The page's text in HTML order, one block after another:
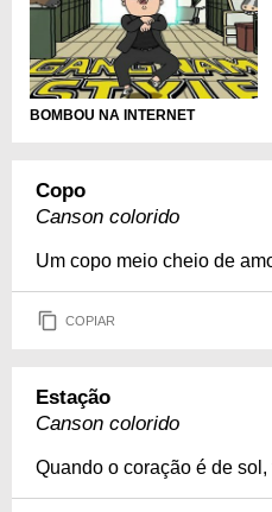
BOMBOU NA INTERNET
Copo
Canson colorido
Um copo meio cheio de
COPIAR
Estação
Canson colorido
Quando o coração é de